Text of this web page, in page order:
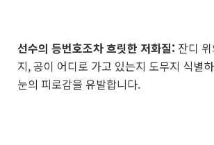
선수의 등번호조차 흐릿한 저화질: 잔디
지, 공이 어디로 가고 있는지 도무지 식별
눈의 피로감을 유발합니다.